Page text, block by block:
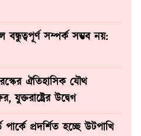
বন্ধুত্বপূর্ণ সম্পর্ক সম্ভব নয়:
ঐতিহাসিক যৌথ
যুক্তরাষ্ট্রের উদ্বেগ
পার্কে প্রদর্শিত হচ্ছে উটপাখি